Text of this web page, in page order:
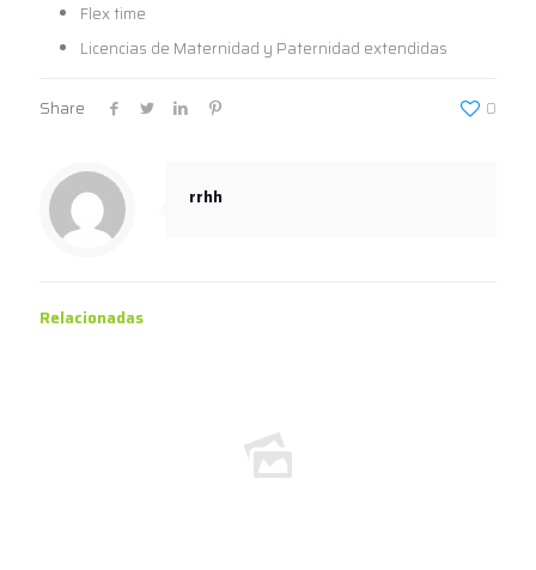
Flex time
Licencias de Maternidad y Paternidad extendidas
Share 0
rrhh
Relacionadas